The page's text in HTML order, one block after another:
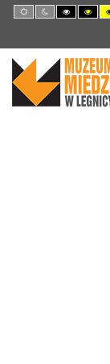
Default
mode
Night
mode
High
Contrast
High